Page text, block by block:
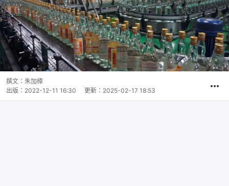
撰文： 朱加樟
出版： 2022-12-11 16:30 更新： 2025-02-17 18:53